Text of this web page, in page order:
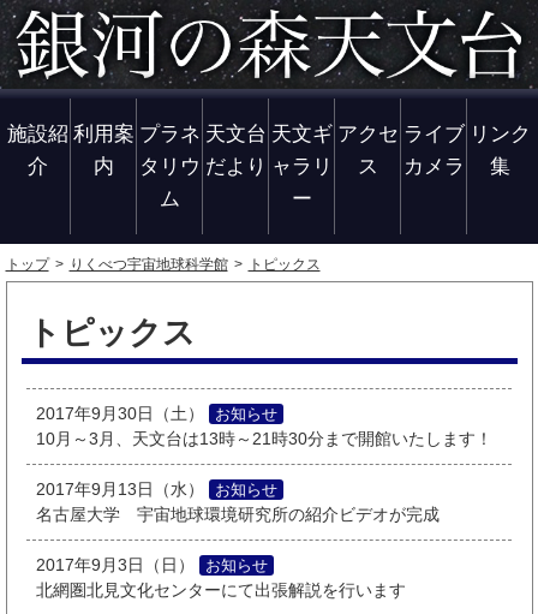
施設紹
介
利用案
内
プラネ
タリウ
ム
天文台
だより
天文ギ
ャラリ
ー
アクセ
ス
ライブ
カメラ
リンク
集
トップ りくべつ宇宙地球科学館 トピックス
トピックス
2017年9月30日（土）
お知らせ
10月～3月、天文台は13時～21時30分まで開館いたします！
2017年9月13日（水）
お知らせ
名古屋大学 宇宙地球環境研究所の紹介ビデオが完成
2017年9月3日（日）
お知らせ
北網圏北見文化センターにて出張解説を行います